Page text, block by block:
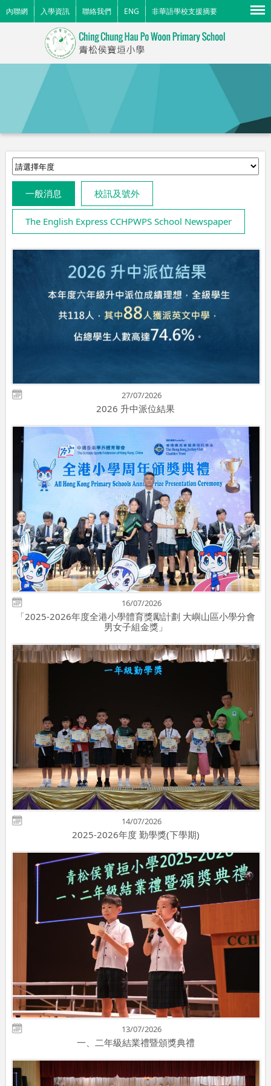
內聯網 入學資訊 聯絡我們 ENG 非華語學校支援摘要 Menu
一般消息 校訊及號外
The English Express CCHPWPS School Newspaper
27/07/2026
2026 升中派位結果
16/07/2026
「2025-2026年度全港小學體育獎勵計劃 大嶼山區小學分會
男女子組金獎」
14/07/2026
2025-2026年度 勤學獎(下學期)
13/07/2026
一、二年級結業禮暨頒獎典禮